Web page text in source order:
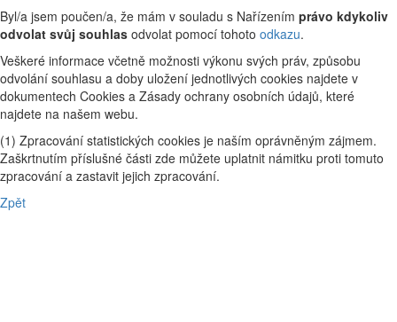
Byl/a jsem poučen/a, že mám v souladu s Nařízením právo kdykoliv
odvolat svůj souhlas odvolat pomocí tohoto odkazu.
Veškeré informace včetně možnosti výkonu svých práv, způsobu
odvolání souhlasu a doby uložení jednotlivých cookies najdete v
dokumentech Cookies a Zásady ochrany osobních údajů, které
najdete na našem webu.
(1) Zpracování statistických cookies je naším oprávněným zájmem.
Zaškrtnutím příslušné části zde můžete uplatnit námitku proti tomuto
zpracování a zastavit jejich zpracování.
Zpět